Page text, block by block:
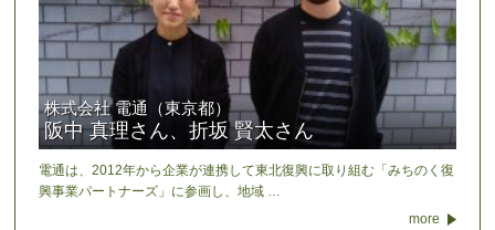
株式会社 電通（東京都）
阪中 真理さん、折坂 賢太さん
電通は、2012年から企業が連携して東北復興に取り組む「みちのく復
興事業パートナーズ」に参画し、地域 …
more